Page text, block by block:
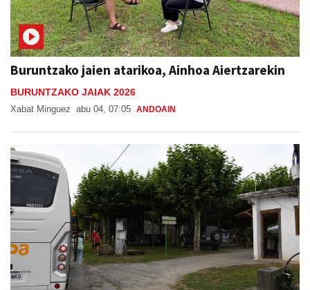
Buruntzako jaien atarikoa, Ainhoa Aiertzarekin
BURUNTZAKO JAIAK 2026
Xabat Minguez abu 04, 07:05 ANDOAIN